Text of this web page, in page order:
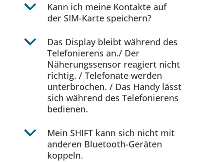
b
Kann ich meine Kontakte auf
der SIM-Karte speichern?
b
Das Display bleibt während des
Telefonierens an./ Der
Näherungssensor reagiert nicht
richtig. / Telefonate werden
unterbrochen. / Das Handy lässt
sich während des Telefonierens
bedienen.
b
Mein SHIFT kann sich nicht mit
anderen Bluetooth-Geräten
koppeln.